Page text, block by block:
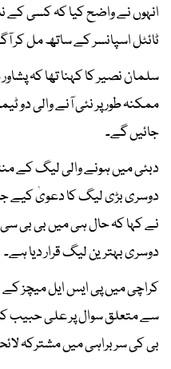
انہوں نے واضح کیا کہ کسی
ٹائٹل اسپانسر کے ساتھ مل کر
سلمان نصیر کا کہنا تھا کہ
ممکنہ طور پر نئی آنے والی دو
جائیں گے۔
دبئی میں ہونے والی لیگ کے
دوسری بڑی لیگ کا دعویٰ کیے
نے کہا کہ حال ہی میں بی بی
دوسری بہترین لیگ قرار دیا ہے۔
کراچی میں پی ایس ایل میچز کے
سے متعلق سوال پر علی حبیب
بی کی سربراہی میں مشترکہ